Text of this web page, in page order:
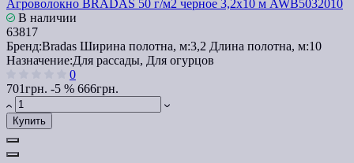
Агроволокно BRADAS 50 г/м2 черное 3,2x10 м AWB5032010
В наличии
63817
Бренд:Bradas Ширина полотна, м:3,2 Длина полотна, м:10
Назначение:Для рассады, Для огурцов
0
701грн. -5 % 666грн.
Купить